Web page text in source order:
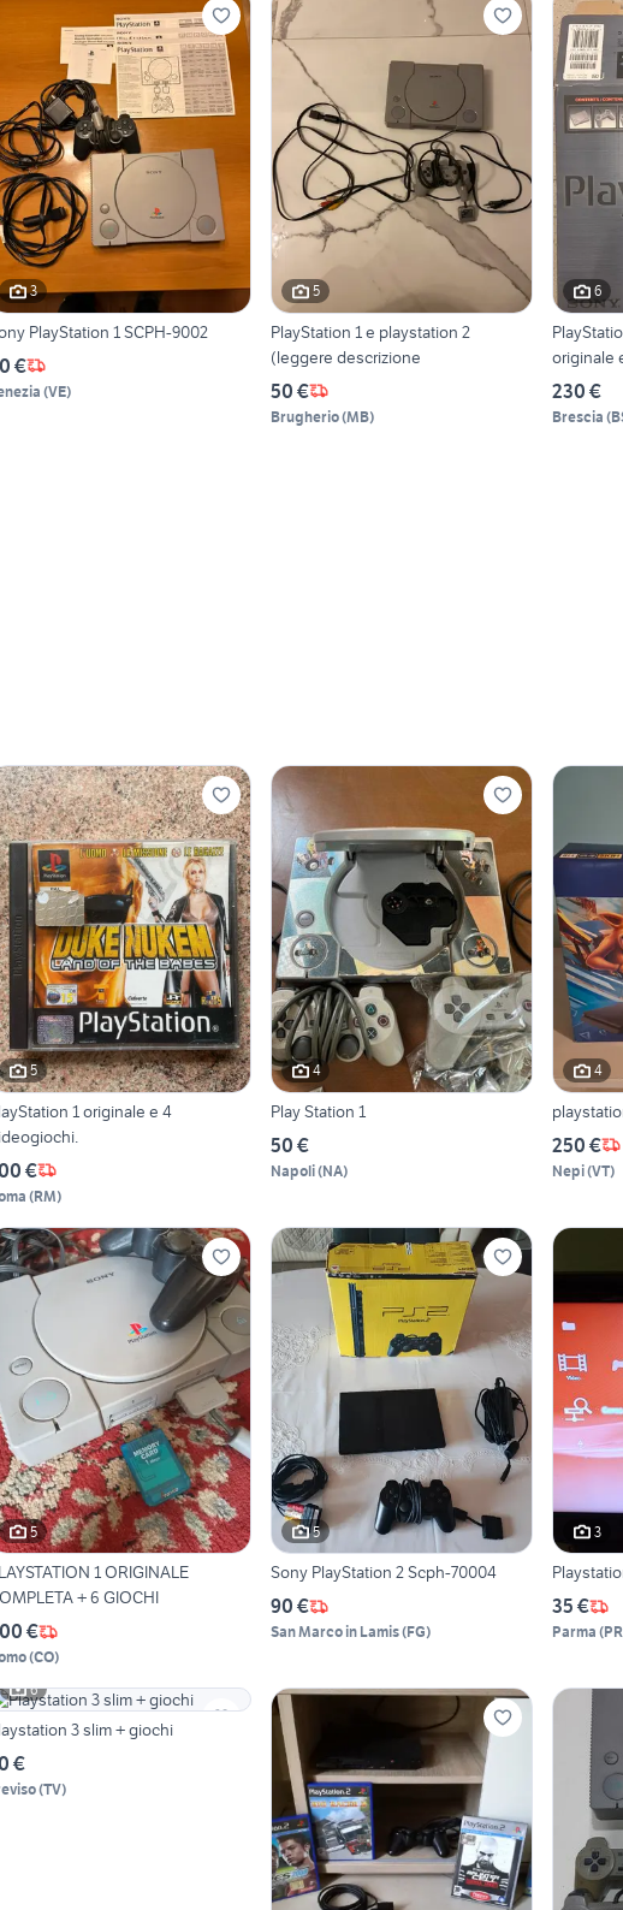
3
PlayStation 1 SCPH-9002
€
(VE)
5
PlayStation 1 e playstation 2
(leggere descrizione
50 €
Brugherio(MB)
6
originale
230 €
Brescia (
5
1 originale e 4
€
(RM)
4
Play Station 1
50 €
Napoli(NA)
4
250 €
Nepi(VT)
5
1 ORIGINALE
+ 6 GIOCHI
€
(CO)
5
Sony PlayStation 2 Scph-70004
90 €
San Marco in Lamis(FG)
3
35 €
Parma (PR
6
3 slim + giochi
€
(TV)